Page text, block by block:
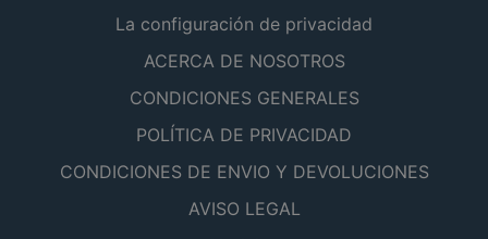
La configuración de privacidad
ACERCA DE NOSOTROS
CONDICIONES GENERALES
POLÍTICA DE PRIVACIDAD
CONDICIONES DE ENVIO Y DEVOLUCIONES
AVISO LEGAL